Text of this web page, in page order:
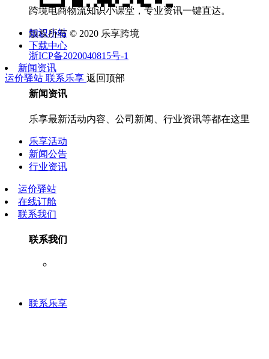
跨境电商物流知识小课堂，专业资讯一键直达。
知识小站
下载中心
新闻资讯
新闻资讯
乐享最新活动内容、公司新闻、行业资讯等都在这里
乐享活动
新闻公告
行业资讯
运价驿站
在线订舱
联系我们
联系我们
联系乐享
版权所有 © 2020 乐享跨境
浙ICP备2020040815号-1
运价驿站 联系乐享 返回顶部